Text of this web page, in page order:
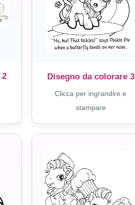
2 Disegno da colorare 3
Clicca per ingrandire e
stampare